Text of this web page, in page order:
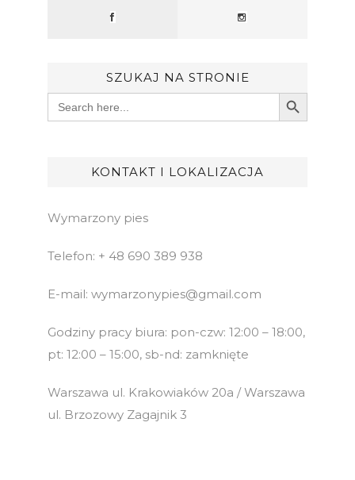
SZUKAJ NA STRONIE
Search
for:
Search Button
KONTAKT I LOKALIZACJA
Wymarzony pies
Telefon: + 48 690 389 938
E-mail: wymarzonypies@gmail.com
Godziny pracy biura: pon-czw: 12:00 – 18:00,
pt: 12:00 – 15:00, sb-nd: zamknięte
Warszawa ul. Krakowiaków 20a / Warszawa
ul. Brzozowy Zagajnik 3